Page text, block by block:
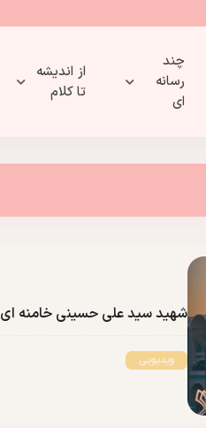
چند
رسانه
ای
از اندیشه
تا کلام
شهید سید علی حسینی خامنه ای
ویدیویی